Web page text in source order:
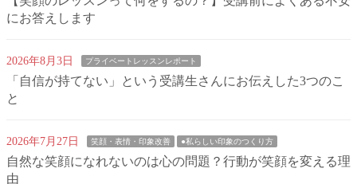
にお答えします
2026年8月3日 プライベートレッスンレポート
「自信が持てない」という受講生さんにお伝えした3つのこ
と
2026年7月27日 笑顔・表情・印象改善 ●私らしい印象のつくり方
自然な笑顔になれないのは心の問題？行動が笑顔を変える理
由